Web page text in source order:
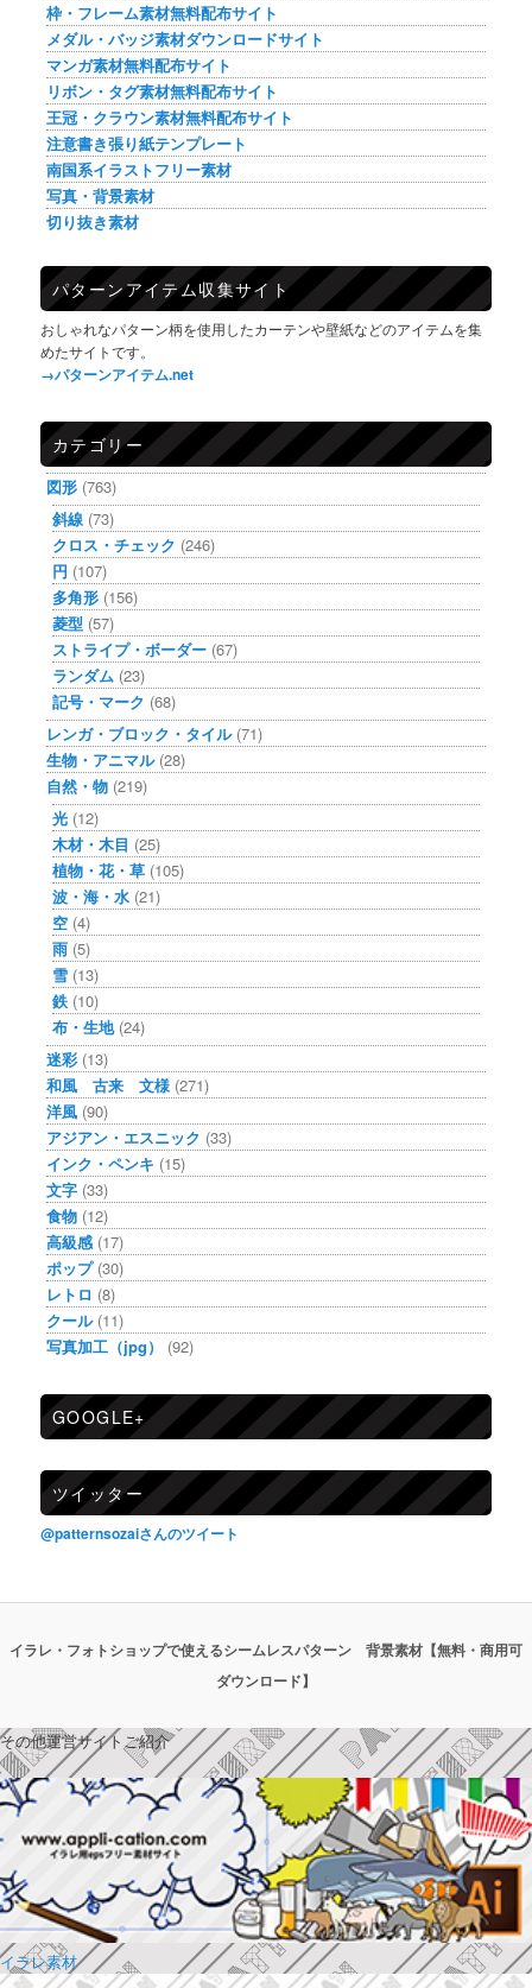
枠・フレーム素材無料配布サイト
メダル・バッジ素材ダウンロードサイト
マンガ素材無料配布サイト
リボン・タグ素材無料配布サイト
王冠・クラウン素材無料配布サイト
注意書き張り紙テンプレート
南国系イラストフリー素材
写真・背景素材
切り抜き素材
パターンアイテム収集サイト
おしゃれなパターン柄を使用したカーテンや壁紙などのアイテムを集
めたサイトです。
→パターンアイテム.net
カテゴリー
図形 (763)
斜線 (73)
クロス・チェック (246)
円 (107)
多角形 (156)
菱型 (57)
ストライプ・ボーダー (67)
ランダム (23)
記号・マーク (68)
レンガ・ブロック・タイル(71)
生物・アニマル(28)
自然・物 (219)
光 (12)
木材・木目 (25)
植物・花・草 (105)
波・海・水 (21)
空 (4)
雨 (5)
雪 (13)
鉄 (10)
布・生地(24)
迷彩 (13)
和風 古来 文様 (271)
洋風 (90)
アジアン・エスニック (33)
インク・ペンキ (15)
文字 (33)
食物 (12)
高級感 (17)
ポップ(30)
レトロ (8)
クール(11)
写真加工（jpg）
(92)
GOOGLE+
ツイッター
@patternsozaiさんのツイート
イラレ・フォトショップで使えるシームレスパターン 背景素材【無料・商用可
ダウンロード】
その他運営サイトご紹介
イラレ素材